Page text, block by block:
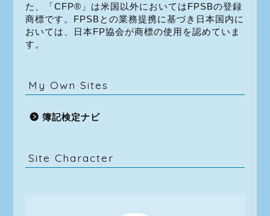
た、「CFP®」は米国以外においてはFPSBの登録
商標です。FPSBとの業務提携に基づき日本国内に
おいては、日本FP協会が商標の使用を認めていま
す。
My Own Sites
簿記検定ナビ
Site Character